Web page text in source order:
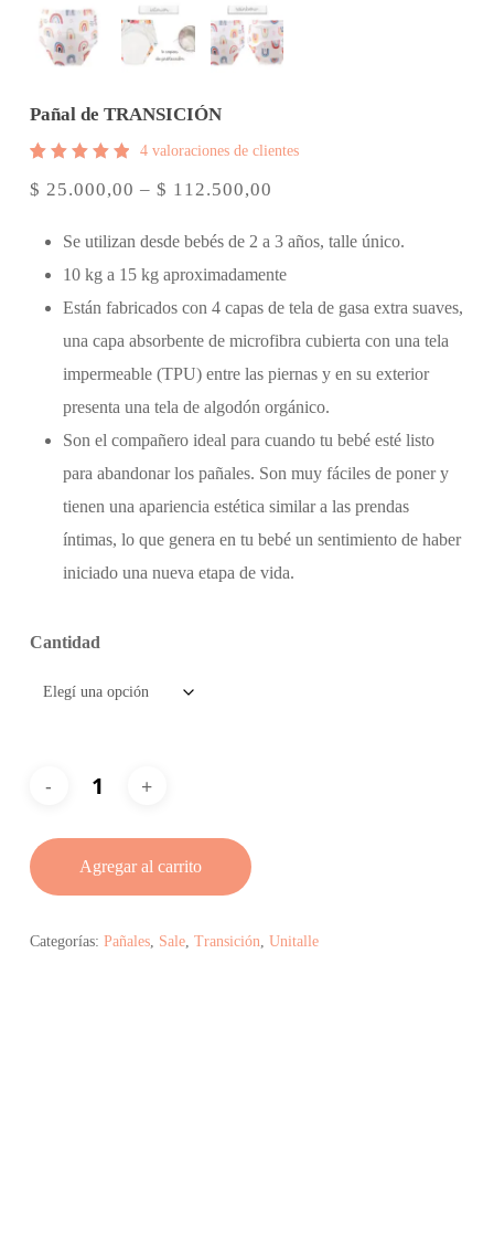
Pañal de TRANSICIÓN
5.00
en
clientes
4valoraciones de clientes
$ 25.000,00 – $ 112.500,00
precios:
$ 25.000,00
hasta
Se utilizan desde bebés de 2 a 3 años, talle único.
10 kg a 15 kg aproximadamente
Están fabricados con 4 capas de tela de gasa extra suaves,
una capa absorbente de microfibra cubierta con una tela
impermeable (TPU) entre las piernas y en su exterior
presenta una tela de algodón orgánico.
Son el compañero ideal para cuando tu bebé esté listo
para abandonar los pañales. Son muy fáciles de poner y
tienen una apariencia estética similar a las prendas
íntimas, lo que genera en tu bebé un sentimiento de haber
iniciado una nueva etapa de vida.
Cantidad
Agregar al carrito
Categorías: Pañales, Sale, Transición, Unitalle